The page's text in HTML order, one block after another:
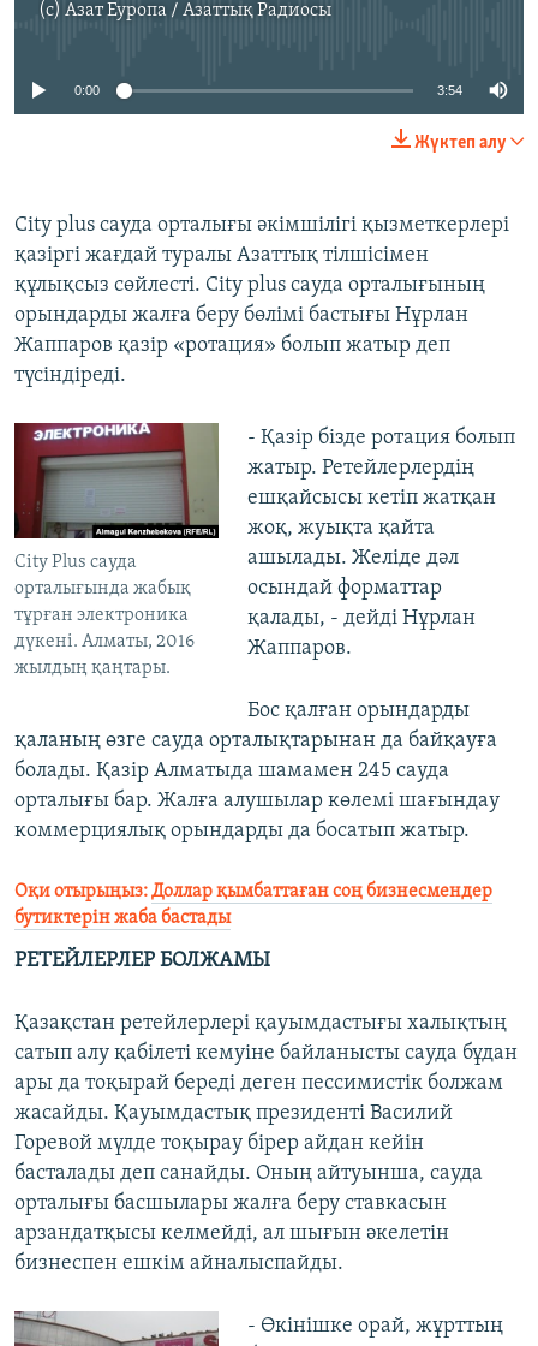
(c) Азат Еуропа / Азаттық Радиосы
No media source currently available
0:00 3:54
Жүктеп алу
City plus сауда орталығы әкімшілігі қызметкерлері
қазіргі жағдай туралы Азаттық тілшісімен
құлықсыз сөйлесті. City plus сауда орталығының
орындарды жалға беру бөлімі бастығы Нұрлан
Жаппаров қазір «ротация» болып жатыр деп
түсіндіреді.
City Plus сауда
орталығында жабық
тұрған электроника
дүкені. Алматы, 2016
жылдың қаңтары.
- Қазір бізде ротация болып
жатыр. Ретейлерлердің
ешқайсысы кетіп жатқан
жоқ, жуықта қайта
ашылады. Желіде дәл
осындай форматтар
қалады, - дейді Нұрлан
Жаппаров.
Бос қалған орындарды
қаланың өзге сауда орталықтарынан да байқауға
болады. Қазір Алматыда шамамен 245 сауда
орталығы бар. Жалға алушылар көлемі шағындау
коммерциялық орындарды да босатып жатыр.
Оқи отырыңыз:Доллар қымбаттаған соң бизнесмендер
бутиктерін жаба бастады
РЕТЕЙЛЕРЛЕР БОЛЖАМЫ
Қазақстан ретейлерлері қауымдастығы халықтың
сатып алу қабілеті кемуіне байланысты сауда бұдан
ары да тоқырай береді деген пессимистік болжам
жасайды. Қауымдастық президенті Василий
Горевой мүлде тоқырау бірер айдан кейін
басталады деп санайды. Оның айтуынша, сауда
орталығы басшылары жалға беру ставкасын
арзандатқысы келмейді, ал шығын әкелетін
бизнеспен ешкім айналыспайды.
- Өкінішке орай, жұрттың